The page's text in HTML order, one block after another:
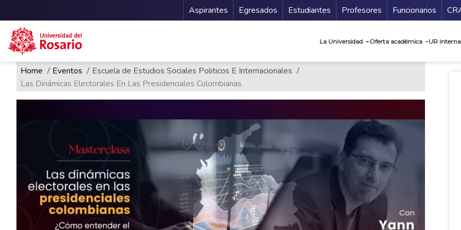
Pasar al contenido principal
Menu Secundario
Aspirantes Egresados Estudiantes Profesores Funcionarios
La Universidad Oferta académica UR
Ruta de navegación
Home Eventos
Escuela de Estudios Sociales Politicos E Internacionales
Las Dinámicas Electorales En Las Presidenciales Colombianas